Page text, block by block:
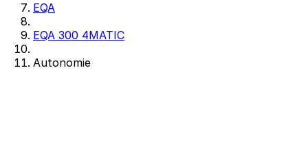
EQA
EQA 300 4MATIC
Autonomie